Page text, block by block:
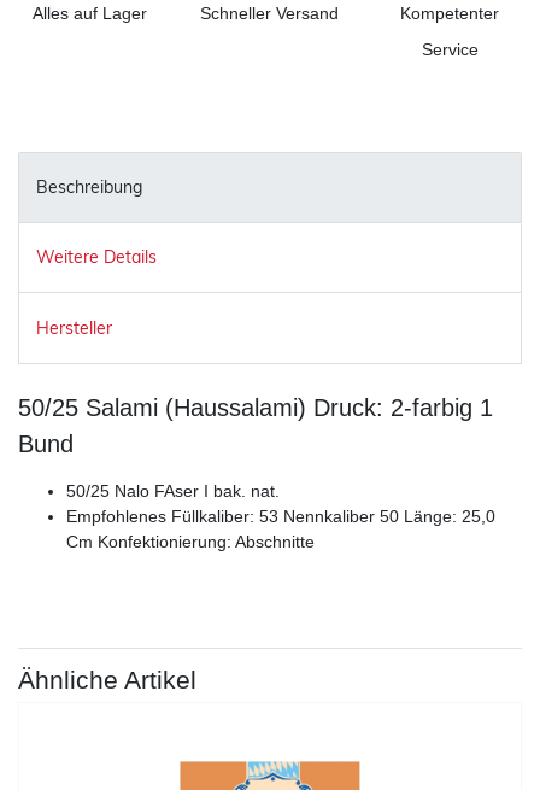
Alles auf Lager Schneller Versand
Kompetenter
Service
Beschreibung
Weitere Details
Hersteller
50/25 Salami (Haussalami) Druck: 2-farbig 1
Bund
50/25 Nalo FAser I bak. nat.
Empfohlenes Füllkaliber: 53 Nennkaliber 50 Länge: 25,0
Cm Konfektionierung: Abschnitte
Ähnliche Artikel